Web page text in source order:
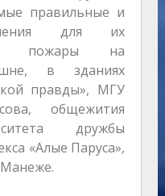
правильные и
для их
пожары на
в зданиях
правды», МГУ
общежития
дружбы
«Алые Паруса»,